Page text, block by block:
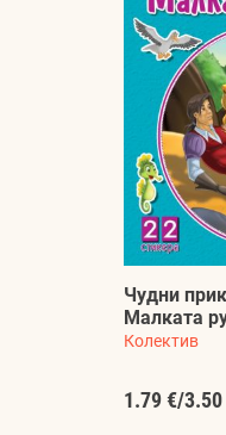
Чудни
Малката
Колектив
1.79 €/3.50